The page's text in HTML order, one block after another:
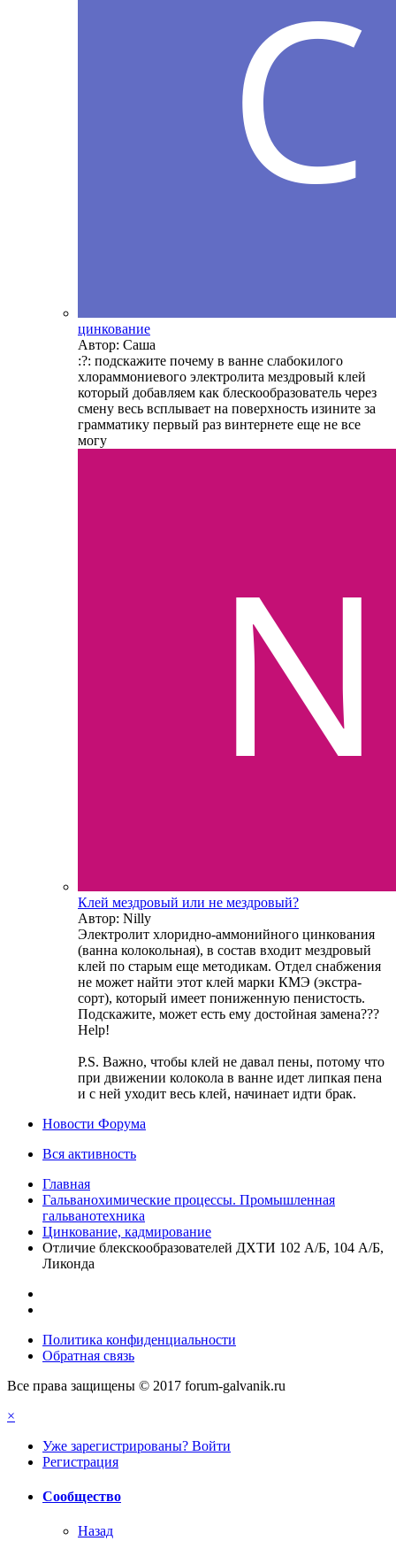
цинкование
Автор: Саша
:?: подскажите почему в ванне слабокилого
хлораммониевого электролита мездровый клей
который добавляем как блескообразователь через
смену весь всплывает на поверхность изините за
грамматику первый раз винтернете еще не все
могу
Клей мездровый или не мездровый?
Автор: Nilly
Электролит хлоридно-аммонийного цинкования
(ванна колокольная), в состав входит мездровый
клей по старым еще методикам. Отдел снабжения
не может найти этот клей марки КМЭ (экстра-
сорт), который имеет пониженную пенистость.
Подскажите, может есть ему достойная замена???
Help!
P.S. Важно, чтобы клей не давал пены, потому что
при движении колокола в ванне идет липкая пена
и с ней уходит весь клей, начинает идти брак.
Новости Форума
Вся активность
Главная
Гальванохимические процессы. Промышленная
гальванотехника
Цинкование, кадмирование
Отличие блекскообразователей ДХТИ 102 А/Б, 104 А/Б,
Ликонда
Политика конфиденциальности
Обратная связь
Все права защищены © 2017 forum-galvanik.ru
×
Уже зарегистрированы? Войти
Регистрация
Сообщество
Назад